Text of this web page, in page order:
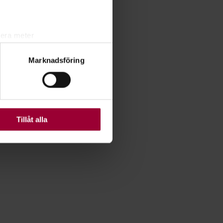
meter
. Du kan ändra
Vissa kakor är
Marknadsföring
Tillåt alla